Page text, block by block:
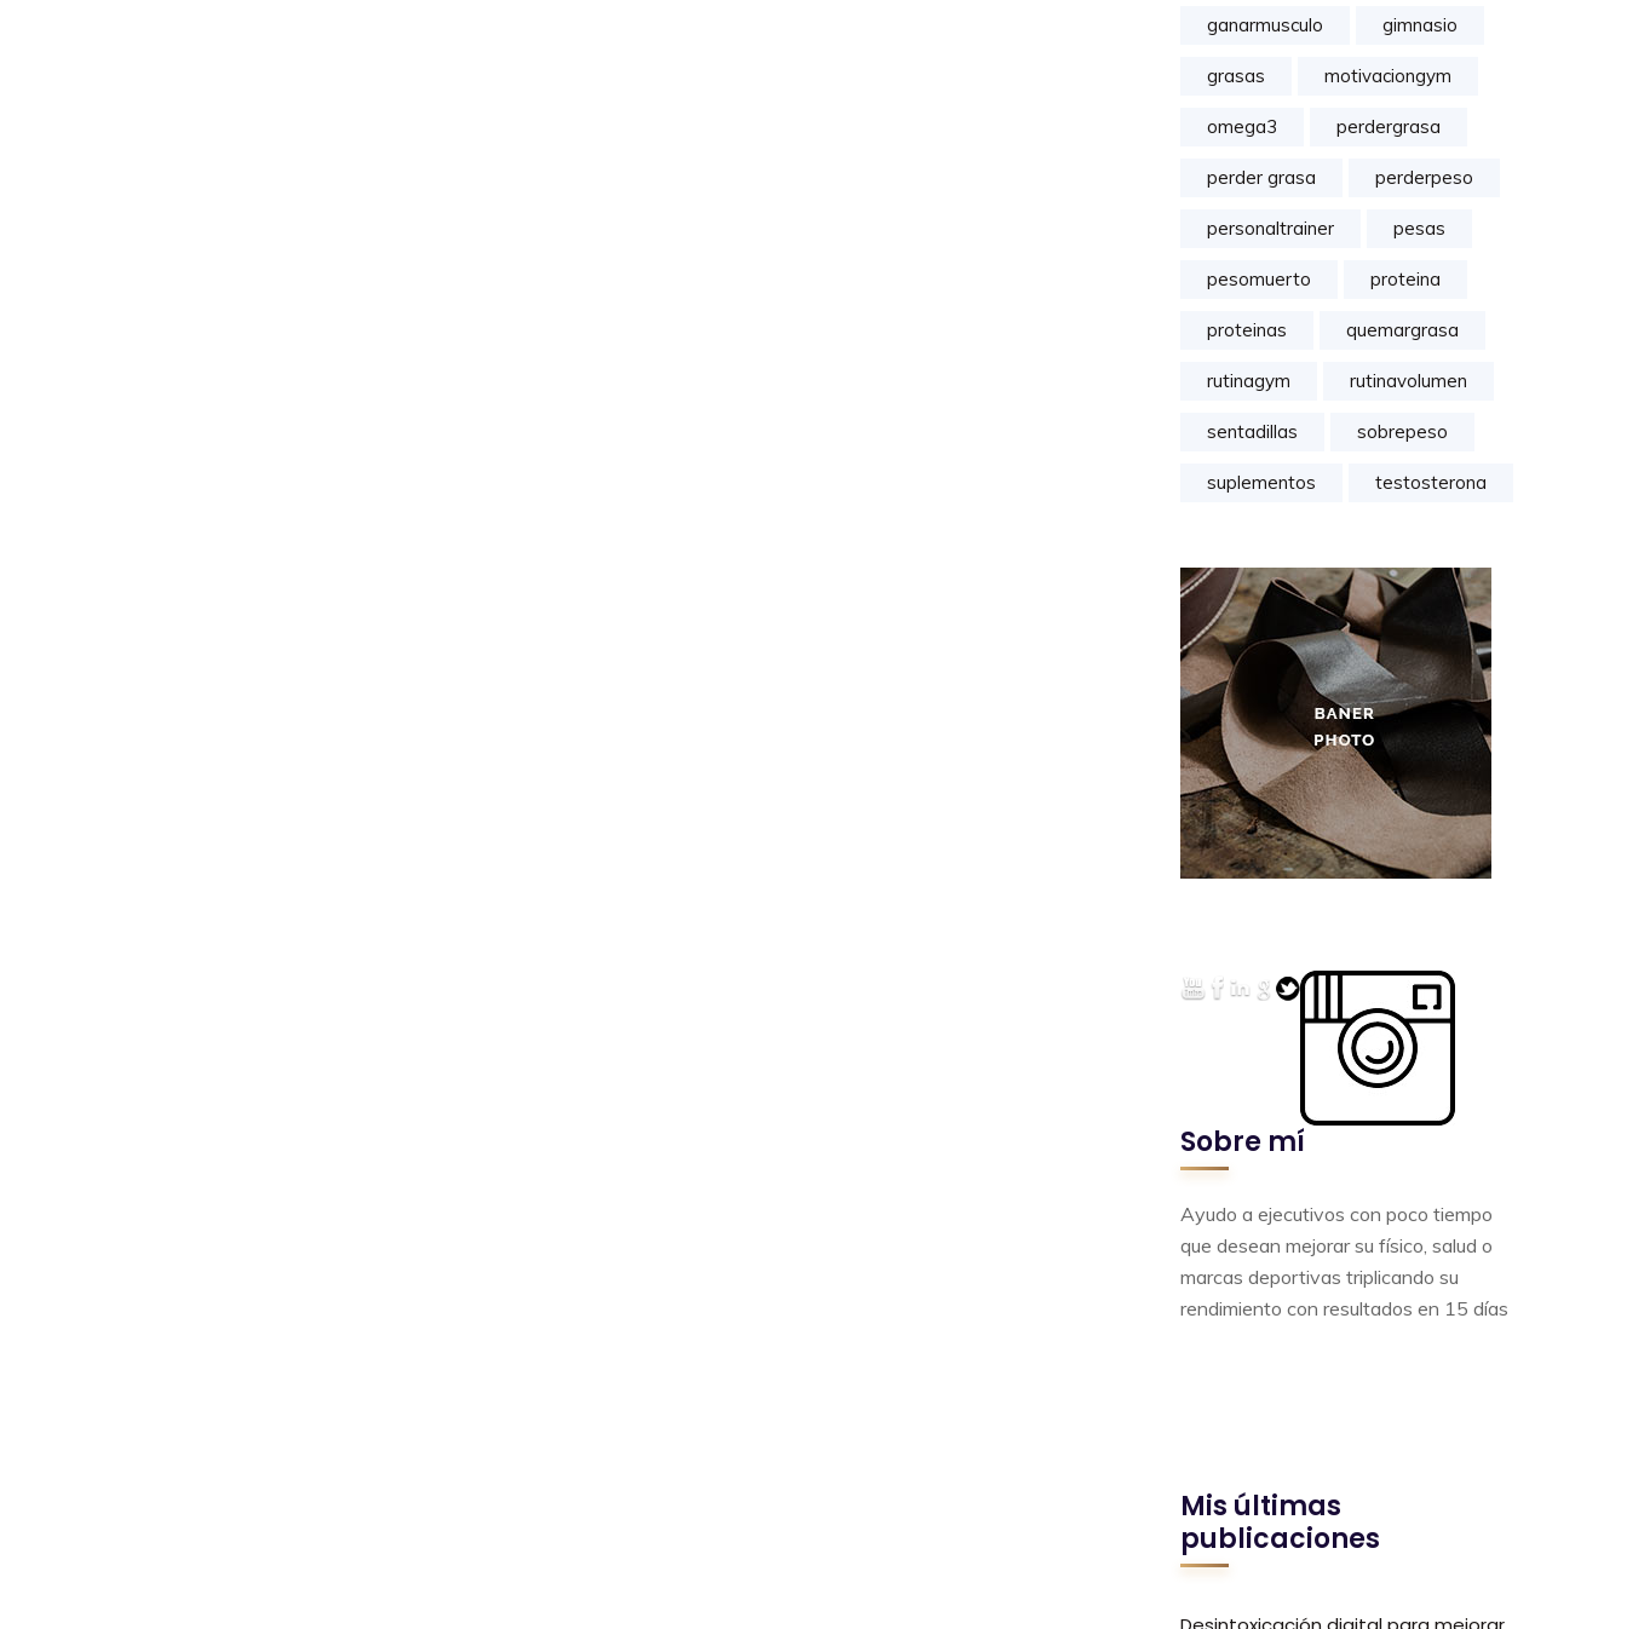
ganarmusculo gimnasio
grasas motivaciongym
omega3 perdergrasa
perder grasa perderpeso
personaltrainer pesas
pesomuerto proteina
proteinas quemargrasa
rutinagym rutinavolumen
sentadillas sobrepeso
suplementos testosterona
Sobre mí
Ayudo a ejecutivos con poco tiempo
que desean mejorar su físico, salud o
marcas deportivas triplicando su
rendimiento con resultados en 15 días
Mis últimas
publicaciones